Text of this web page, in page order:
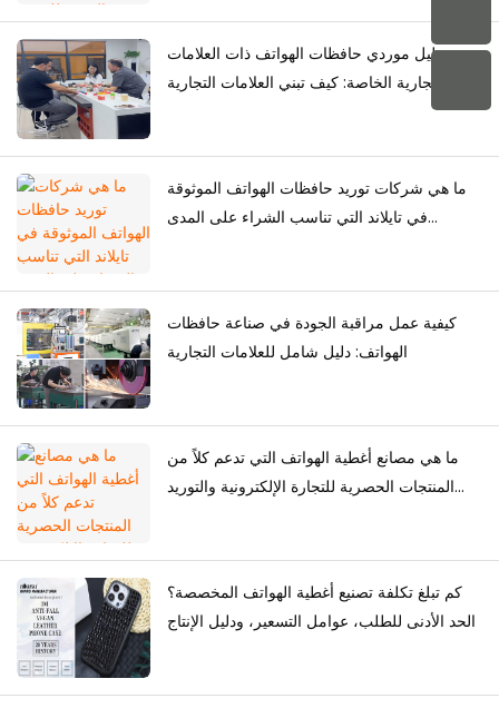
دليل موردي حافظات الهواتف ذات العلامات
التجارية الخاصة: كيف تبني العلامات التجارية
ما هي شركات توريد حافظات الهواتف الموثوقة
في تايلاند التي تناسب الشراء على المدى
كيفية عمل مراقبة الجودة في صناعة حافظات
الهواتف: دليل شامل للعلامات التجارية
ما هي مصانع أغطية الهواتف التي تدعم كلاً من
المنتجات الحصرية للتجارة الإلكترونية والتوريد
كم تبلغ تكلفة تصنيع أغطية الهواتف المخصصة؟
الحد الأدنى للطلب، عوامل التسعير، ودليل الإنتاج